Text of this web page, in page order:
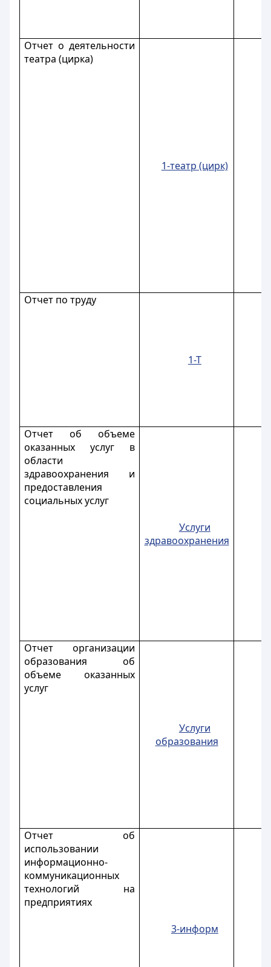
Отчет о деятельности
театра (цирка)
1-театр (цирк)
Отчет по труду
1-Т
Отчет об объеме
оказанных услуг в
области
здравоохранения и
предоставления
социальных услуг
Услуги
здравоохранения
Отчет организации
образования об
объеме оказанных
услуг
Услуги
образования
Отчет об
использовании
информационно-
коммуникационных
технологий на
предприятиях
3-информ